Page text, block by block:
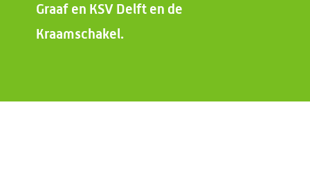
Graaf en KSV Delft en de
Kraamschakel.